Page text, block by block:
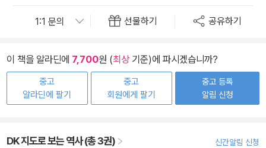
선물하기 공유하기
이 책을 알라딘에 7,700원 (최상기준)에 파시겠습니까?
중고
알라딘에 팔기
중고
회원에게 팔기
중고 등록
알림 신청
DK 지도로 보는 역사 (총 3권) 신간알림 신청